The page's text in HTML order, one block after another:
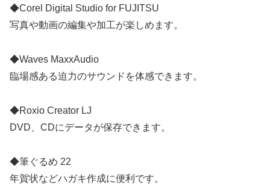
◆Corel Digital Studio for FUJITSU
写真や動画の編集や加工が楽しめます。
◆Waves MaxxAudio
臨場感ある迫力のサウンドを体感できます。
◆Roxio Creator LJ
DVD、CDにデータが保存できます。
◆筆ぐるめ 22
年賀状などハガキ作成に便利です。